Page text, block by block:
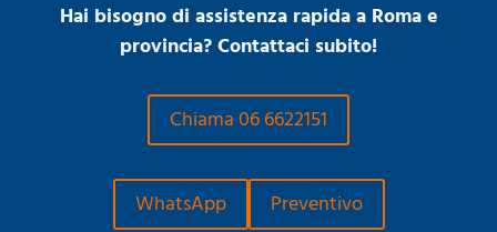
Hai bisogno di assistenza rapida a Roma e
provincia? Contattaci subito!
Chiama 06 6622151
WhatsApp Preventivo